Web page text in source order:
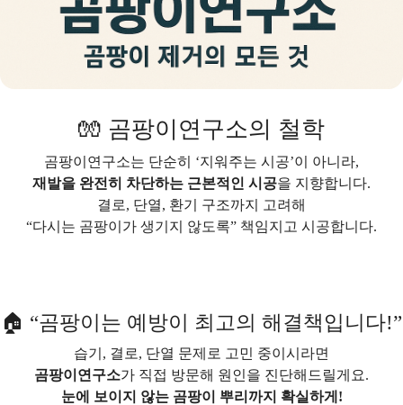
🧤 곰팡이연구소의 철학
곰팡이연구소는 단순히 ‘지워주는 시공’이 아니라,
재발을 완전히 차단하는 근본적인 시공을 지향합니다.
결로, 단열, 환기 구조까지 고려해
“다시는 곰팡이가 생기지 않도록” 책임지고 시공합니다.
🏠 “곰팡이는 예방이 최고의 해결책입니다!”
습기, 결로, 단열 문제로 고민 중이시라면
곰팡이연구소가 직접 방문해 원인을 진단해드릴게요.
눈에 보이지 않는 곰팡이 뿌리까지 확실하게!